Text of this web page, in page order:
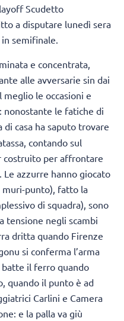
Scudetto
a disputare lunedì sera
in semifinale.
e concentrata,
alle avversarie sin dai
le occasioni e
nonostante le fatiche di
di casa ha saputo trovare
contando sul
costruito per affrontare
azzurre hanno giocato
muri-punto), fatto la
di squadra), sono
tensione negli scambi
dritta quando Firenze
si conferma l’arma
il ferro quando
quando il punto è ad
Carlini e Camera
e la palla va giù